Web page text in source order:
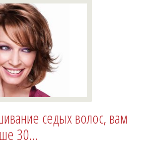
седых волос, вам
30…